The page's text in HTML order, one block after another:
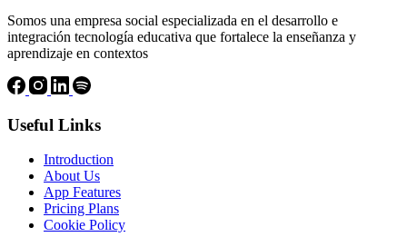
Somos una empresa social especializada en el desarrollo e
integración tecnología educativa que fortalece la enseñanza y
aprendizaje en contextos
Useful Links
Introduction
About Us
App Features
Pricing Plans
Cookie Policy